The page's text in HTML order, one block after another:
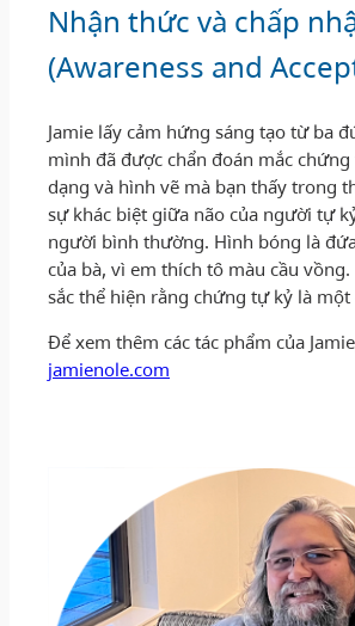
Nhận thức và chấp
(Awareness and
Jamie lấy cảm hứng sáng tạo từ ba
mình đã được chẩn đoán mắc chứng
dạng và hình vẽ mà bạn thấy trong
sự khác biệt giữa não của người tự
người bình thường. Hình bóng là
của bà, vì em thích tô màu cầu
sắc thể hiện rằng chứng tự kỷ là
Để xem thêm các tác phẩm của
jamienole.com